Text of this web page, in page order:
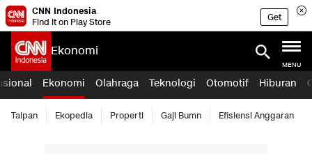
CNN Indonesia
Find it on Play Store
Get
Ekonomi
MENU
Ekonomi Olahraga Teknologi Otomotif Hiburan
Taipan Ekopedia Properti Gaji Bumn Efisiensi Anggaran